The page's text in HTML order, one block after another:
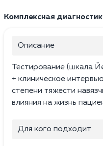
Комплексная
Описание
Тестирование (шкала
+ клиническое
степени тяжести
влияния на жизнь
Для кого подходит